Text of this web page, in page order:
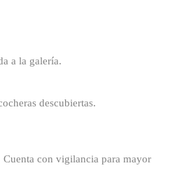
a la galería.
descubiertas.
con vigilancia para mayor